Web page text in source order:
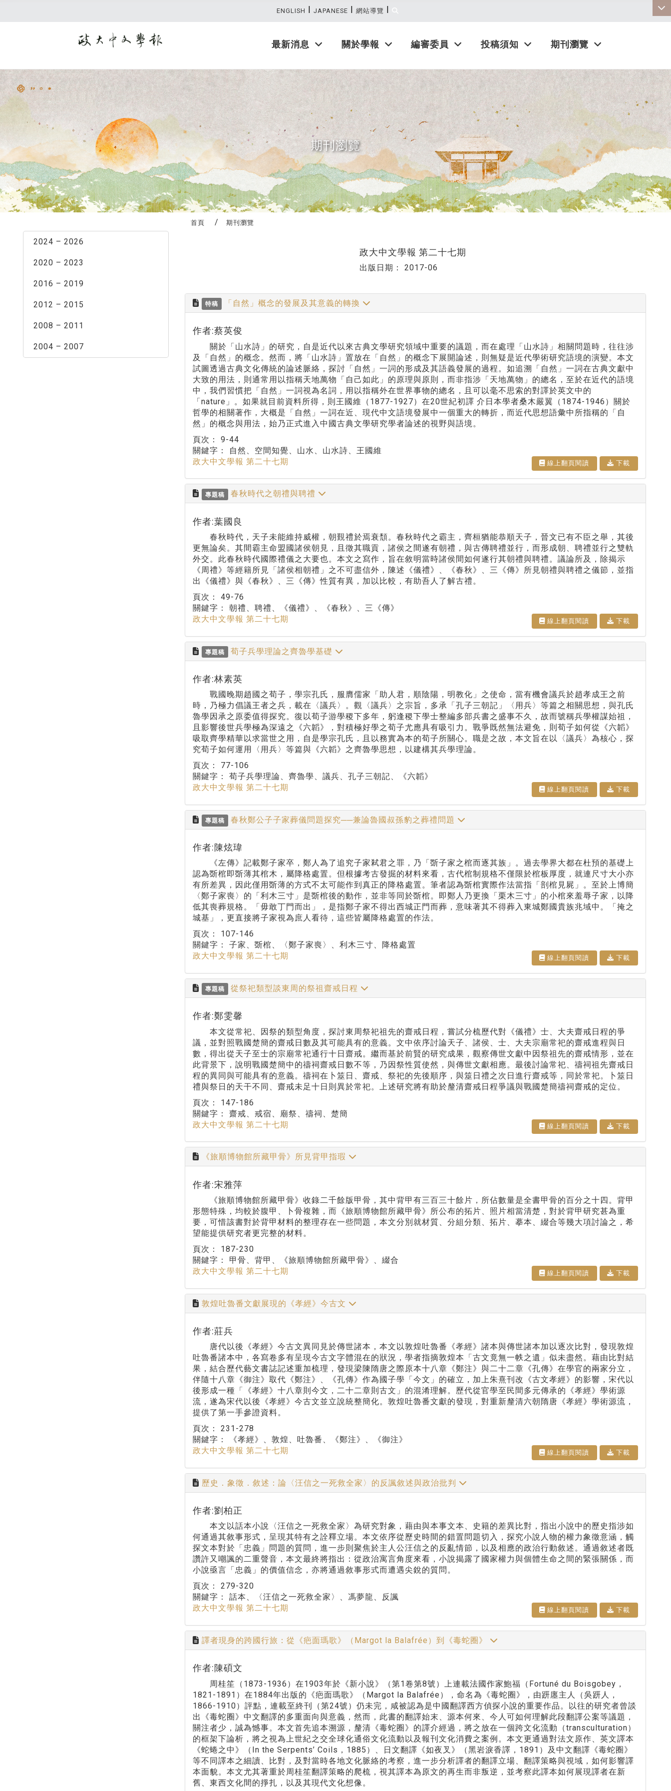
最新消息 關於學報 編審委員 投稿須知 期刊瀏覽
ENGLISH | JAPANESE | 網站導覽 |
期刊瀏覽
2024 – 2026
2020 – 2023
2016 – 2019
2012 – 2015
2008 – 2011
2004 – 2007
首頁 期刊瀏覽
政大中文學報 第二十七期
出版日期： 2017-06
特稿 「自然」概念的發展及其意義的轉換
作者:蔡英俊
關於「山水詩」的研究，自是近代以來古典文學研究領域中重要的議題，而在處理「山水詩」相關問題時，往往涉
及「自然」的概念。然而，將「山水詩」置放在「自然」的概念下展開論述，則無疑是近代學術研究語境的演變。本文
試圖透過古典文化傳統的論述脈絡，探討「自然」一詞的形成及其語義發展的過程。如追溯「自然」一詞在古典文獻中
大致的用法，則通常用以指稱天地萬物「自己如此」的原理與原則，而非指涉「天地萬物」的總名，至於在近代的語境
中，我們習慣把「自然」一詞視為名詞，用以指稱外在世界事物的總名，且可以毫不思索的對譯於英文中的
「nature」。如果就目前資料所得，則王國維（1877-1927）在20世紀初譯 介日本學者桑木嚴翼（1874-1946）關於
哲學的相關著作，大概是「自然」一詞在近、現代中文語境發展中一個重大的轉折，而近代思想語彙中所指稱的「自
然」的概念與用法，始乃正式進入中國古典文學研究學者論述的視野與語境。
頁次： 9-44
關鍵字：
自然、空間知覺、山水、山水詩、王國維
政大中文學報 第二十七期
線上翻⾴閱讀 下載
專題稿 春秋時代之朝禮與聘禮
作者:葉國良
春秋時代，天子未能維持威權，朝覲禮於焉衰頹。春秋時代之霸主，齊桓猶能恭順天子，晉文已有不臣之舉，其後
更無論矣。其間霸主命盟國諸侯朝見，且徵其職貢，諸侯之間遂有朝禮，與古傳聘禮並行，而形成朝、聘禮並行之雙軌
外交。此春秋時代國際禮儀之大要也。本文之寫作，旨在敘明當時諸侯間如何遂行其朝禮與聘禮。議論所及，除揭示
《周禮》等經籍所見「諸侯相朝禮」之不可盡信外，陳述《儀禮》、《春秋》、三《傳》所見朝禮與聘禮之儀節，並指
出《儀禮》與《春秋》、三《傳》性質有異，加以比較，有助吾人了解古禮。
頁次： 49-76
關鍵字： 朝禮、聘禮、《儀禮》、《春秋》、三《傳》
政大中文學報 第二十七期
線上翻⾴閱讀 下載
專題稿 荀子兵學理論之齊魯學基礎
作者:林素英
戰國晚期趙國之荀子，學宗孔氏，服膺儒家「助人君，順陰陽，明教化」之使命，當有機會議兵於趙孝成王之前
時，乃極力倡議王者之兵，載在〈議兵〉。觀〈議兵〉之宗旨，多承「孔子三朝記」〈用兵〉等篇之相關思想，與孔氏
魯學因承之原委值得探究。復以荀子游學稷下多年，躬逢稷下學士整編多部兵書之盛事不久，故而號稱兵學權謀始祖，
且影響後世兵學極為深遠之《六韜》，對積極好學之荀子尤應具有吸引力。戰爭既然無法避免，則荀子如何從《六韜》
吸取齊學精華以求當世之用，自是學宗孔氏，且以務實為本的荀子所關心。職是之故，本文旨在以〈議兵〉為核心，探
究荀子如何運用〈用兵〉等篇與《六韜》之齊魯學思想，以建構其兵學理論。
頁次： 77-106
關鍵字： 荀子兵學理論、齊魯學、議兵、孔子三朝記、《六韜》
政大中文學報 第二十七期
線上翻⾴閱讀 下載
專題稿 春秋鄭公子子家葬儀問題探究──兼論魯國叔孫豹之葬禮問題
作者:陳炫瑋
《左傳》記載鄭子家卒，鄭人為了追究子家弒君之罪，乃「斲子家之棺而逐其族」。過去學界大都在杜預的基礎上
認為斲棺即斲薄其棺木，屬降格處置。但根據考古發掘的材料來看，古代棺制規格不僅限於棺板厚度，就連尺寸大小亦
有所差異，因此僅用斲薄的方式不太可能作到真正的降格處置。筆者認為斲棺實際作法當指「剖棺見屍」。至於上博簡
〈鄭子家喪〉的「利木三寸」是斲棺後的動作，並非等同於斲棺。即鄭人乃更換「栗木三寸」的小棺來羞辱子家，以降
低其喪葬規格。「毋敢丁門而出」，是指鄭子家不得出西城正門而葬，意味著其不得葬入東城鄭國貴族兆域中。「掩之
城基」，更直接將子家視為庶人看待，這些皆屬降格處置的作法。
頁次： 107-146
關鍵字： 子家、斲棺、〈鄭子家喪〉、利木三寸、降格處置
政大中文學報 第二十七期
線上翻⾴閱讀 下載
專題稿 從祭祀類型談東周的祭祖齋戒日程
作者:鄭雯馨
本文從常祀、因祭的類型角度，探討東周祭祀祖先的齋戒日程，嘗試分梳歷代對《儀禮》士、大夫齋戒日程的爭
議，並對照戰國楚簡的齋戒日數及其可能具有的意義。文中依序討論天子、諸侯、士、大夫宗廟常祀的齋戒進程與日
數，得出從天子至士的宗廟常祀通行十日齋戒。繼而基於前賢的研究成果，觀察傳世文獻中因祭祖先的齋戒情形，並在
此背景下，說明戰國楚簡中的禱祠齋戒日數不等，乃因祭性質使然，與傳世文獻相應。最後討論常祀、禱祠祖先齋戒日
程的異同與可能具有的意義。禱祠在卜筮日、齋戒、祭祀的先後順序，與筮日禮之次日進行齋戒等，同於常祀。卜筮日
禮與祭日的天干不同、齋戒未足十日則異於常祀。上述研究將有助於釐清齋戒日程爭議與戰國楚簡禱祠齋戒的定位。
頁次： 147-186
關鍵字： 齋戒、戒宿、廟祭、禱祠、楚簡
政大中文學報 第二十七期
線上翻⾴閱讀 下載
《旅順博物館所藏甲骨》所見背甲指瑕
作者:宋雅萍
《旅順博物館所藏甲骨》收錄二千餘版甲骨，其中背甲有三百三十餘片，所佔數量是全書甲骨的百分之十四。背甲
形態特殊，均較於腹甲、卜骨複雜，而《旅順博物館所藏甲骨》所公布的拓片、照片相當清楚，對於背甲研究甚為重
要，可惜該書對於背甲材料的整理存在一些問題，本文分別就材質、分組分類、拓片、摹本、綴合等幾大項討論之，希
望能提供研究者更完整的材料。
頁次： 187-230
關鍵字： 甲骨、背甲、《旅順博物館所藏甲骨》、綴合
政大中文學報 第二十七期
線上翻⾴閱讀 下載
敦煌吐魯番文獻展現的《孝經》今古文
作者:莊兵
唐代以後《孝經》今古文異同見於傳世諸本，本文以敦煌吐魯番《孝經》諸本與傳世諸本加以逐次比對，發現敦煌
吐魯番諸本中，各寫卷多有呈現今古文字體混在的狀況，學者指摘敦煌本「古文竟無一帙之遺」似未盡然。藉由比對結
果，結合歷代藝文書誌記述重加梳理，發現梁陳隋唐之際原本十八章《鄭注》與二十二章《孔傳》在學官的兩家分立，
伴隨十八章《御注》取代《鄭注》、《孔傳》作為國子學「今文」的確立，加上朱熹刊改《古文孝經》的影響，宋代以
後形成一種「《孝經》十八章則今文，二十二章則古文」的混淆理解。歷代從官學至民間多元傳承的《孝經》學術源
流，遂為宋代以後《孝經》今古文並立說統整簡化。敦煌吐魯番文獻的發現，對重新釐清六朝隋唐《孝經》學術源流，
提供了第一手參證資料。
頁次： 231-278
關鍵字：
《孝經》、敦煌、吐魯番、《鄭注》、《御注》
政大中文學報 第二十七期
線上翻⾴閱讀 下載
歷史．象徵．敘述：論〈汪信之一死救全家〉的反諷敘述與政治批判
作者:劉柏正
本文以話本小說〈汪信之一死救全家〉為研究對象，藉由與本事文本、史籍的差異比對，指出小說中的歷史指涉如
何通過其敘事形式，呈現其特有之詮釋立場。本文依序從歷史時間的錯置問題切入，探究小說人物的權力象徵意涵，觸
探文本對於「忠義」問題的質問，進一步則聚焦於主人公汪信之的反亂情節，以及相應的政治行動敘述。通過敘述者既
讚許又嘲諷的二重聲音，本文最終將指出：從政治寓言角度來看，小說揭露了國家權力與個體生命之間的緊張關係，而
小說亟言「忠義」的價值信念，亦將通過敘事形式而遭遇尖銳的質問。
頁次： 279-320
關鍵字： 話本、〈汪信之一死救全家〉、馮夢龍、反諷
政大中文學報 第二十七期
線上翻⾴閱讀 下載
譯者現身的跨國行旅：從《疤面瑪歌》（Margot la Balafrée）到《毒蛇圈》
作者:陳碩文
周桂笙（1873-1936）在1903年於《新小說》（第1卷第8號）上連載法國作家鮑福（Fortuné du Boisgobey，
1821-1891）在1884年出版的《疤面瑪歌》（Margot la Balafrée），命名為《毒蛇圈》，由趼廛主人（吳趼人，
1866-1910）評點，連載至終刊（第24號）仍未完，咸被認為是中國翻譯西方偵探小說的重要作品。以往的研究者曾談
出《毒蛇圈》中文翻譯的多重面向與意義，然而，此書的翻譯始末、源本何來、今人可如何理解此段翻譯公案等議題，
關注者少，誠為憾事。本文首先追本溯源，釐清《毒蛇圈》的譯介經過，將之放在一個跨文化流動（transculturation）
的框架下論析，將之視為上世紀之交全球化通俗文化流動以及報刊文化消費之案例。本文更通過對法文原作、英文譯本
《蛇蜷之中》（In the Serpents’ Coils，1885）、日文翻譯《如夜叉》（黑岩淚香譯，1891）及中文翻譯《毒蛇圈》
等不同譯本之細讀、比對，及對當時各地文化脈絡的考察，進一步分析譯者的翻譯立場、翻譯策略與視域，如何影響譯
本面貌。本文尤其著重於周桂笙翻譯策略的爬梳，視其譯本為原文的再生而非叛逆，並考察此譯本如何展現譯者在新
舊、東西文化間的掙扎，以及其現代文化想像。